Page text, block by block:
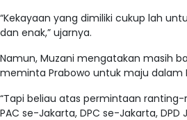
“Kekayaan yang dimiliki cukup lah
dan enak,” ujarnya.
Namun, Muzani mengatakan masih
meminta Prabowo untuk maju dalam
“Tapi beliau atas permintaan
PAC se-Jakarta, DPC se-Jakarta, DPD